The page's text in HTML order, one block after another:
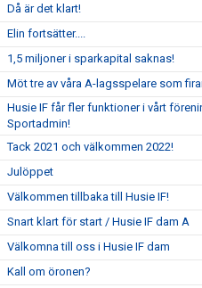
Då är det klart!
Elin fortsätter....
1,5 miljoner i sparkapital saknas!
Möt tre av våra A-lagsspelare som
Husie IF får fler funktioner i vårt
Sportadmin!
Tack 2021 och välkommen 2022!
Julöppet
Välkommen tillbaka till Husie IF!
Snart klart för start / Husie IF dam A
Välkomna till oss i Husie IF dam
Kall om öronen?